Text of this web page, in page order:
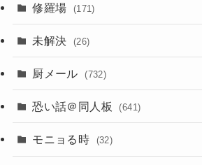
修羅場 (171)
未解決 (26)
厨メール (732)
恐い話＠同人板 (641)
モニョる時 (32)